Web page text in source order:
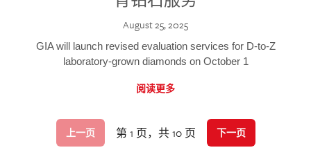
August 25, 2025
GIA will launch revised evaluation services for D-to-Z
laboratory-grown diamonds on October 1
阅读更多
上一页 第 1 页，共 10 页 下一页